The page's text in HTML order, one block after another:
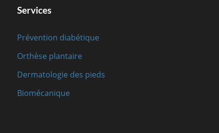
Services
Prévention diabétique
Orthèse plantaire
Dermatologie des pieds
Biomécanique